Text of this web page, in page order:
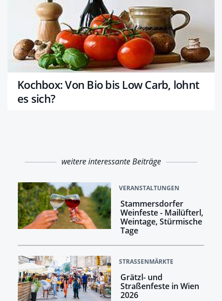
Kochbox: Von Bio bis Low Carb, lohnt
es sich?
weitere interessante Beiträge
VERANSTALTUNGEN
Stammersdorfer
Weinfeste - Mailüfterl,
Weintage, Stürmische
Tage
STRASSENMÄRKTE
Grätzl- und
Straßenfeste in Wien
2026